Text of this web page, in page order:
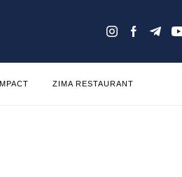
ZIMA RESTAURANT